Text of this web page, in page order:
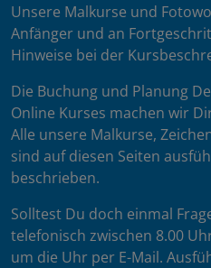
Unsere Malkurse und
Anfänger und an
Hinweise bei der
Die Buchung und Planung
Online Kurses machen wir
Alle unsere Malkurse,
sind auf diesen Seiten
beschrieben.
Solltest Du doch einmal
telefonisch zwischen 8.00
um die Uhr per E-Mail.